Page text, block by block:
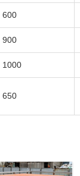
600
900
1000
650